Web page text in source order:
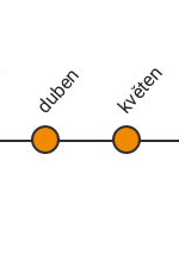
duben květen